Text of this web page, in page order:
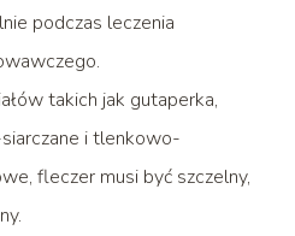
podczas leczenia
takich jak gutaperka,
i tlenkowo-
fleczer musi być szczelny,